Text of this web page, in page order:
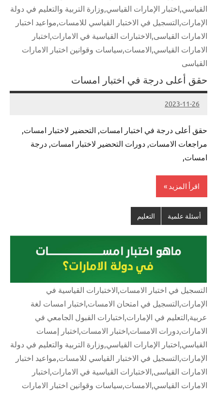
القياسي,اختبار الإمارات القياسي,وزارة التربية والتعليم في دولة
الإمارات,التسجيل في الاختبار القياسي للامسات,مواعيد اختبار
الامارات القياسى,الاختبارات القياسية في الامارات,اختبار
الامارات القياسي,الامسات,سياسات وقوانين اختبار الامارات
القياسى
حقق أعلى درجة في اختبار امسات
2023-11-26
Admin
حقق أعلى درجة في اختبار امسات, التحضير لاختبار امسات,
مراجعات الامسات, دورات التحضير لاختبار امسات, درجة
امسات,
اقرأ المزيد
أسئلة علمية التعليم
التسجيل في اختبار الامسات,الاختبارات القياسية في
الإمارات,التسجيل في امتحان الامسات,اختبار امسات لغة
عربية,التعليم في الإمارات,اختبارات القبول الجامعي في
الامارات,دورات الامسات,اختبار الامسات,اختبار إمسات
القياسي,اختبار الإمارات القياسي,وزارة التربية والتعليم في دولة
الإمارات,التسجيل في الاختبار القياسي للامسات,مواعيد اختبار
الامارات القياسى,الاختبارات القياسية في الامارات,اختبار
الامارات القياسي,الامسات,سياسات وقوانين اختبار الامارات